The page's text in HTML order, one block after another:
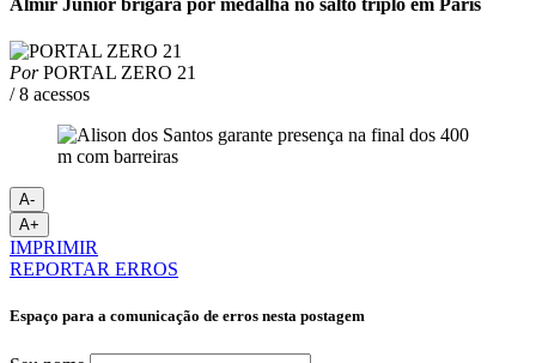
Almir Júnior brigará por medalha no salto triplo em Paris
PorPORTAL ZERO 21
/ 8 acessos
A-
A+
IMPRIMIR
REPORTAR ERROS
Espaço para a comunicação de erros nesta postagem